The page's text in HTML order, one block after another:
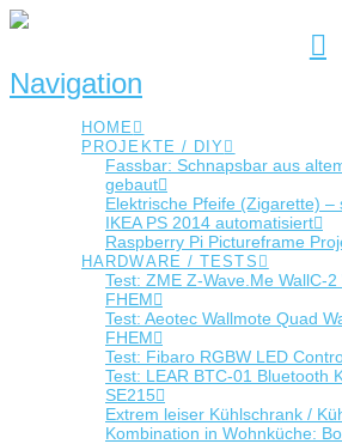
Navigation
HOME
PROJEKTE / DIY
Fassbar: Schnapsbar aus
gebaut
Elektrische Pfeife (Zigarette) –
IKEA PS 2014 automatisiert
Raspberry Pi Pictureframe
HARDWARE / TESTS
Test: ZME Z-Wave.Me WallC-
FHEM
Test: Aeotec Wallmote Quad
FHEM
Test: Fibaro RGBW LED
Test: LEAR BTC-01 Bluetooth
SE215
Extrem leiser Kühlschrank /
Kombination in Wohnküche: